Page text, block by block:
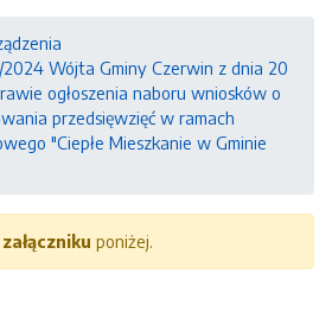
2024 Wójta Gminy Czerwin z dnia 20
ogłoszenia naboru wniosków o
przedsięwzięć w ramach
"Ciepłe Mieszkanie w Gminie
załączniku poniżej.